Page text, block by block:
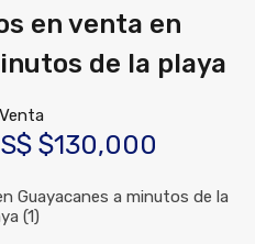
en venta en
de la playa
$130,000